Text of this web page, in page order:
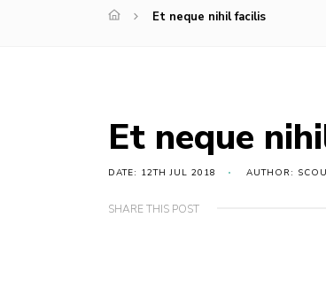
Et neque nihil facilis
Et neque
DATE: 12TH JUL 2018 AUTHOR:
SHARE THIS POST